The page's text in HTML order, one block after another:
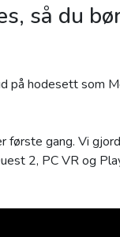
så du
på hodesett som
første gang. Vi
2, PC VR og